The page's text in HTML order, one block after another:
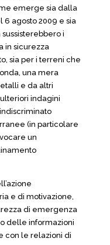
emerge sia dalla
agosto 2009 e sia
i
in sicurezza
sia per i terreni che
una mera
e da altri
indagini
(in particolare
un
e di motivazione,
di emergenza
delle informazioni
con le relazioni di